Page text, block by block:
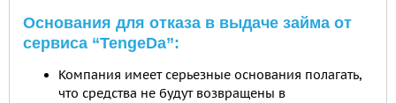
Основания для отказа в выдаче займа от
сервиса “TengeDa”:
Компания имеет серьезные основания полагать,
что средства не будут возвращены в